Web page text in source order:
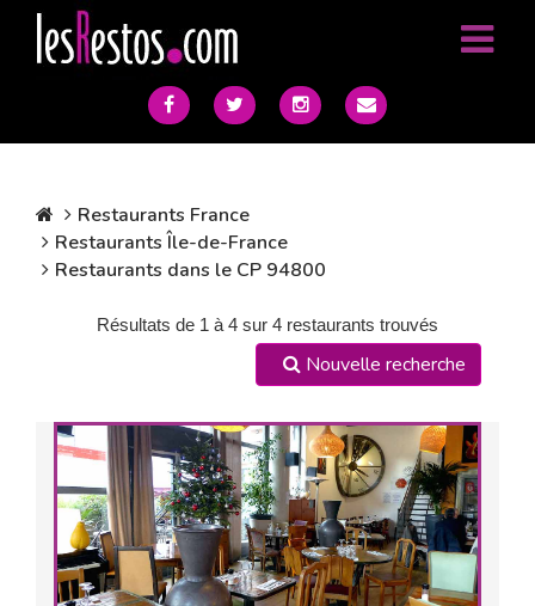
Restaurants France
Restaurants Île-de-France
Restaurants dans le CP 94800
Résultats de 1 à 4 sur 4 restaurants trouvés
Nouvelle recherche